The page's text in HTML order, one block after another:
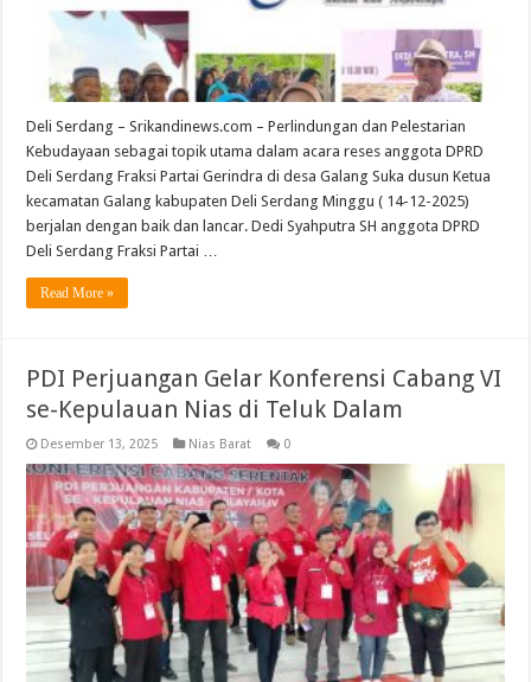
Deli Serdang – Srikandinews.com – Perlindungan dan Pelestarian
Kebudayaan sebagai topik utama dalam acara reses anggota DPRD
Deli Serdang Fraksi Partai Gerindra di desa Galang Suka dusun Ketua
kecamatan Galang kabupaten Deli Serdang Minggu ( 14-12-2025)
berjalan dengan baik dan lancar. Dedi Syahputra SH anggota DPRD
Deli Serdang Fraksi Partai …
Read More »
PDI Perjuangan Gelar Konferensi Cabang VI
se-Kepulauan Nias di Teluk Dalam
Desember 13, 2025 Nias Barat 0